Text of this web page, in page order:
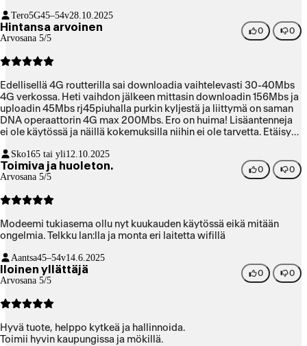
Tero5G45–54v28.10.2025
Hintansa arvoinen
Arvosana 5/5
0 0
Edellisellä 4G routterilla sai downloadia vaihtelevasti 30-40Mbs
4G verkossa. Heti vaihdon jälkeen mittasin downloadin 156Mbs ja
uploadin 45Mbs rj45piuhalla purkin kyljestä ja liittymä on saman
DNA operaattorin 4G max 200Mbs. Ero on huima! Lisäantenneja
ei ole käytössä ja näillä kokemuksilla niihin ei ole tarvetta. Etäisyys
Sko165 tai yli12.10.2025
Toimiva ja huoleton.
Arvosana 5/5
0 0
Modeemi tukiasema ollu nyt kuukauden käytössä eikä mitään
ongelmia. Telkku lan:lla ja monta eri laitetta wifillä
Aantsa45–54v14.6.2025
Iloinen yllättäjä
Arvosana 5/5
0 0
Hyvä tuote, helppo kytkeä ja hallinnoida.
Toimii hyvin kaupungissa ja mökillä.